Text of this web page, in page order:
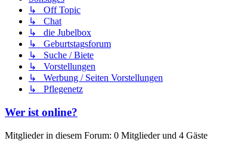
↳ Off Topic
↳ Chat
↳ die Jubelbox
↳ Geburtstagsforum
↳ Suche / Biete
↳ Vorstellungen
↳ Werbung / Seiten Vorstellungen
↳ Pflegenetz
Wer ist online?
Mitglieder in diesem Forum: 0 Mitglieder und 4 Gäste